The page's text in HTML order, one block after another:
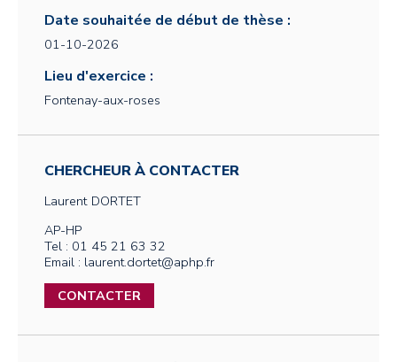
Date souhaitée de début de thèse :
01-10-2026
Lieu d'exercice :
Fontenay-aux-roses
CHERCHEUR À CONTACTER
Laurent DORTET
AP-HP
Tel : 01 45 21 63 32
Email : laurent.dortet@aphp.fr
CONTACTER